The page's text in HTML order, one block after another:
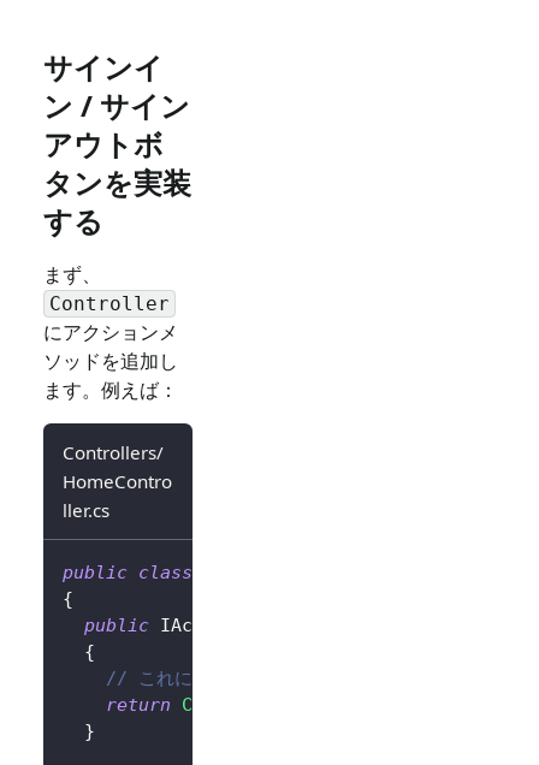
サインイ
ン / サイン
アウトボ
タンを実装
する
まず、
Controller
にアクションメ
ソッドを追加し
ます。例えば：
Controllers/
HomeContro
ller.cs
public class
{
public IActionResult
{
// これにより、ユーザーは Logto のサインインペ
return
Challenge
}